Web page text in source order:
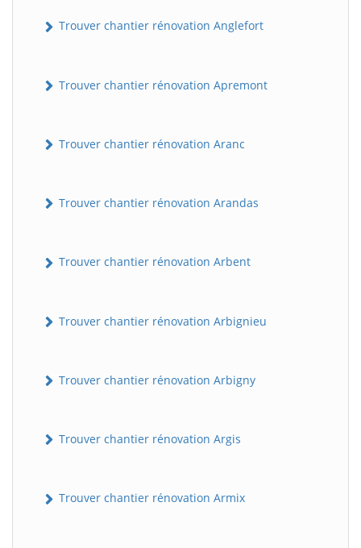
Trouver chantier rénovation Anglefort
Trouver chantier rénovation Apremont
Trouver chantier rénovation Aranc
Trouver chantier rénovation Arandas
Trouver chantier rénovation Arbent
Trouver chantier rénovation Arbignieu
Trouver chantier rénovation Arbigny
Trouver chantier rénovation Argis
Trouver chantier rénovation Armix